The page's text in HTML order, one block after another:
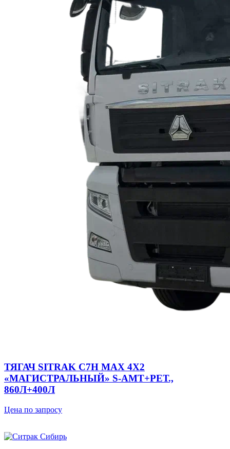
ТЯГАЧ SITRAK C7H MAX 4Х2
«МАГИСТРАЛЬНЫЙ» S-AMT+РЕТ.,
860Л+400Л
Цена по запросу